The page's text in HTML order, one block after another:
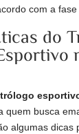
com a
do
quem busca
algumas dicas